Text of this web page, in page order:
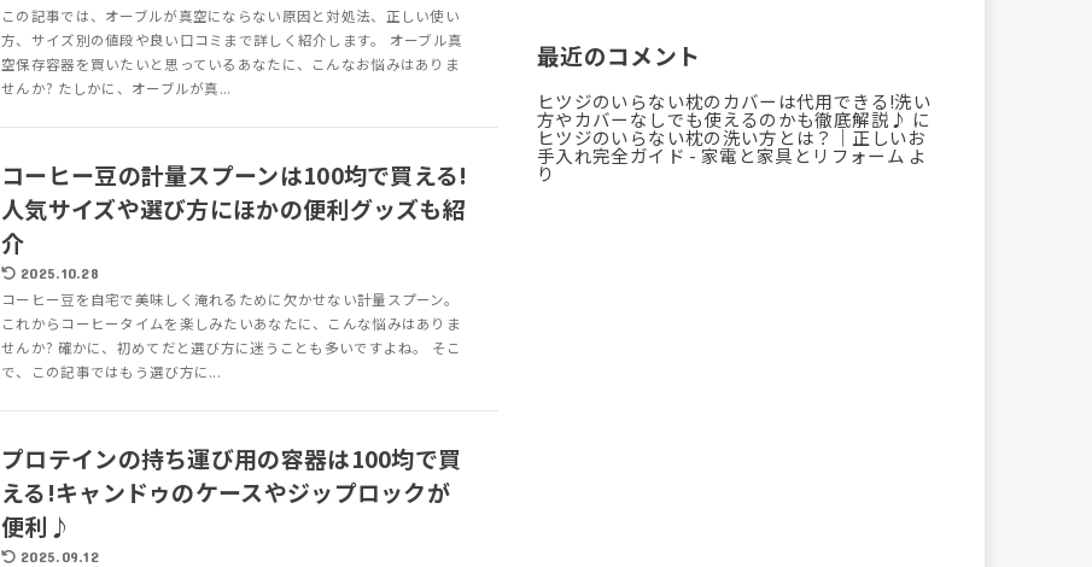
この記事では、オーブルが真空にならない原因と対処法、正しい使い
方、サイズ別の値段や良い口コミまで詳しく紹介します。 オーブル真
空保存容器を買いたいと思っているあなたに、こんなお悩みはありま
せんか? たしかに、オーブルが真...
コーヒー豆の計量スプーンは100均で買える!
人気サイズや選び方にほかの便利グッズも紹
介
2025.10.28
コーヒー豆を自宅で美味しく淹れるために欠かせない計量スプーン。
これからコーヒータイムを楽しみたいあなたに、こんな悩みはありま
せんか? 確かに、初めてだと選び方に迷うことも多いですよね。 そこ
で、この記事ではもう選び方に...
プロテインの持ち運び用の容器は100均で買
える!キャンドゥのケースやジップロックが
便利♪
2025.09.12
最近のコメント
ヒツジのいらない枕のカバーは代用できる!洗い
方やカバーなしでも使えるのかも徹底解説♪に
ヒツジのいらない枕の洗い方とは？｜正しいお
手入れ完全ガイド - 家電と家具とリフォーム よ
り